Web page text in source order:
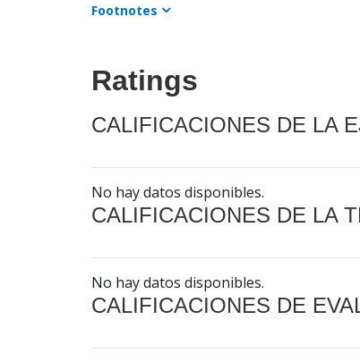
Footnotes
Ratings
CALIFICACIONES DE LA
No hay datos disponibles.
CALIFICACIONES DE LA
No hay datos disponibles.
CALIFICACIONES DE